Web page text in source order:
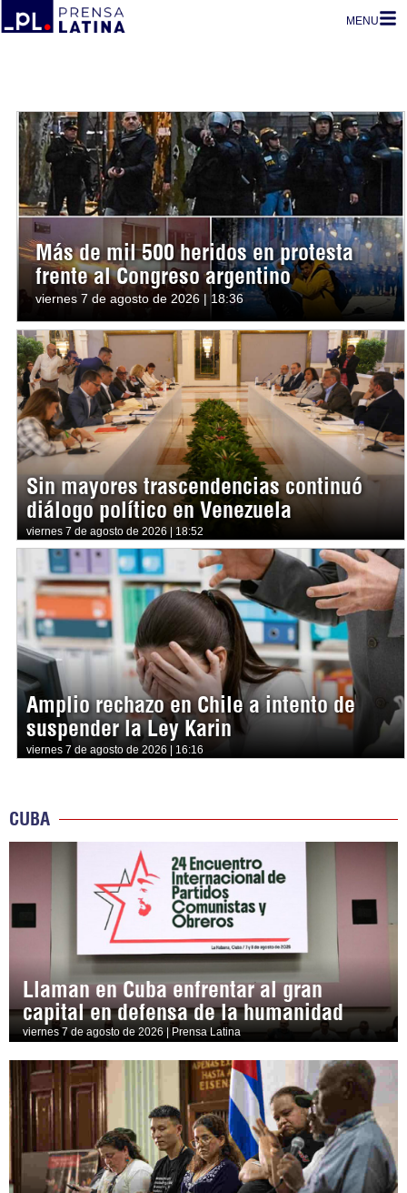
MENU
Más de mil 500 heridos en protesta
frente al Congreso argentino
viernes 7 de agosto de 2026 | 18:36
Sin mayores trascendencias continuó
diálogo político en Venezuela
viernes 7 de agosto de 2026 | 18:52
Amplio rechazo en Chile a intento de
suspender la Ley Karin
viernes 7 de agosto de 2026 | 16:16
CUBA
Llaman en Cuba enfrentar al gran
capital en defensa de la humanidad
viernes 7 de agosto de 2026 | Prensa Latina